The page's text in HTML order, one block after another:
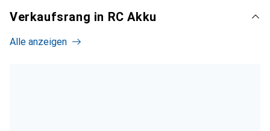
Verkaufsrang in RC Akku
Alle anzeigen